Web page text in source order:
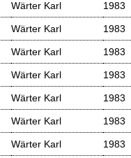
Wärter Karl
1983
Wärter Karl
1983
Wärter Karl
1983
Wärter Karl
1983
Wärter Karl
1983
Wärter Karl
1983
Wärter Karl
1983